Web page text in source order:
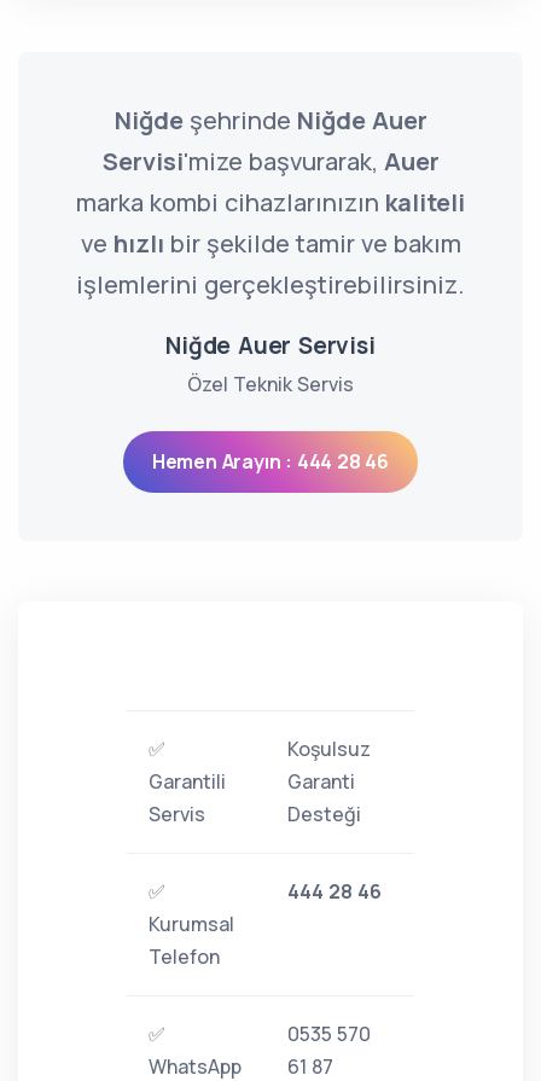
Niğdeşehrinde Niğde Auer
Servisi'mize başvurarak, Auer
marka kombi cihazlarınızın kaliteli
ve hızlı bir şekilde tamir ve bakım
işlemlerini gerçekleştirebilirsiniz.
Niğde Auer Servisi
Özel Teknik Servis
Hemen Arayın : 444 28 46
✅
Garantili
Servis
Koşulsuz
Garanti
Desteği
✅
Kurumsal
Telefon
444 28 46
✅
WhatsApp
0535 570
61 87